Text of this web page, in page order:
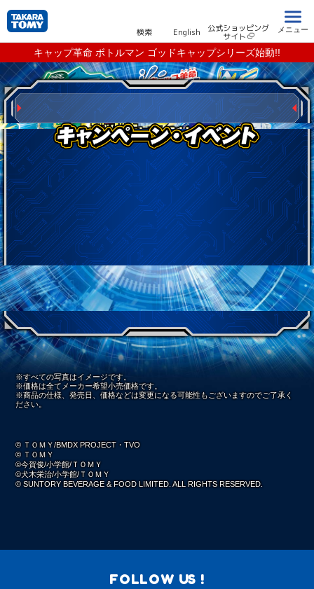
検索 English 公式ショッピング
サイト
メニュー
キャップ革命 ボトルマン ゴッドキャップシリーズ始動!!
※すべての写真はイメージです。
※価格は全てメーカー希望小売価格です。
※商品の仕様、発売日、価格などは変更になる可能性もございますのでご了承く
ださい。
© ＴＯＭＹ/BMDX PROJECT・TVO
© ＴＯＭＹ
©今賀俊/小学館/ＴＯＭＹ
©犬木栄治/小学館/ＴＯＭＹ
© SUNTORY BEVERAGE & FOOD LIMITED. ALL RIGHTS RESERVED.
FOLLOW US !